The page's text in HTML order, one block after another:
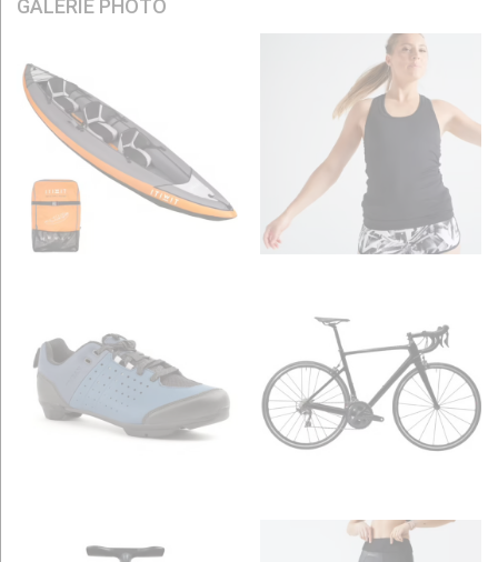
GALERIE PHOTO